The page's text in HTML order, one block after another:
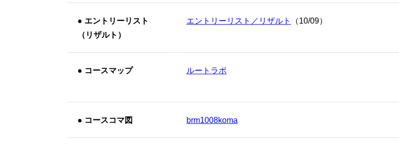
● エントリーリスト
（リザルト）
エントリーリスト／リザルト （10/09）
● コースマップ ルートラボ
● コースコマ図 brm1008koma